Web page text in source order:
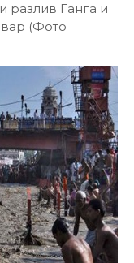
Ганга и
(Фото